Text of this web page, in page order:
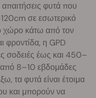
φυτά που
σε εσωτερικό
χώρο κάτω από τον
φροντίδα, η GPD
σοδειές έως και 450–
8–10 εβδομάδες
τα φυτά είναι έτοιμα
και μπορούν να